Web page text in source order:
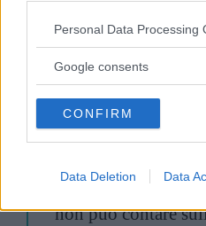
Please note that this website/
not limited to your visit or
use your data for below
consent section.
Personal Data Processing
Google consents
CONFIRM
Data Deletion Data
David Cameron in
prosegue nella sua
Fare la modella può
per chi lavora a
non può contare